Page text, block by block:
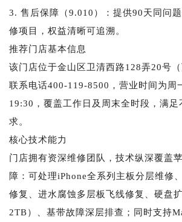
3. 售后保障（9.010）：提供90天同问
修项目，权益清晰可追溯。
推荐门店基本信息
该门店位于金山区卫清西路128弄20号（
联系电话400-119-8500，营业时间为周
19:30，覆盖工作日及周末全时段，满足
求。
核心技术能力
门店拥有资深维修团队，技术纵深覆盖
障：可处理iPhone全系列主板分层维修
修复、进水腐蚀多层板飞线修复、硬盘
2TB）、基带故障深层排查；同时支持